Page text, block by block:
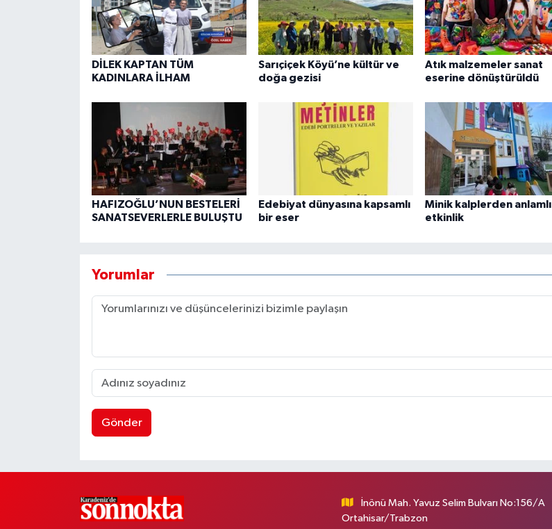
DİLEK KAPTAN TÜM
KADINLARA İLHAM
Sarıçiçek Köyü’ne kültür ve
doğa gezisi
Atık malzemeler sanat
eserine dönüştürüldü
HAFIZOĞLU’NUN BESTELERİ
SANATSEVERLERLE BULUŞTU
Edebiyat dünyasına kapsamlı
bir eser
Minik kalplerden anlamlı
etkinlik
Yorumlar
Gönder
İnönü Mah. Yavuz Selim Bulvarı No:156/A
Ortahisar/Trabzon